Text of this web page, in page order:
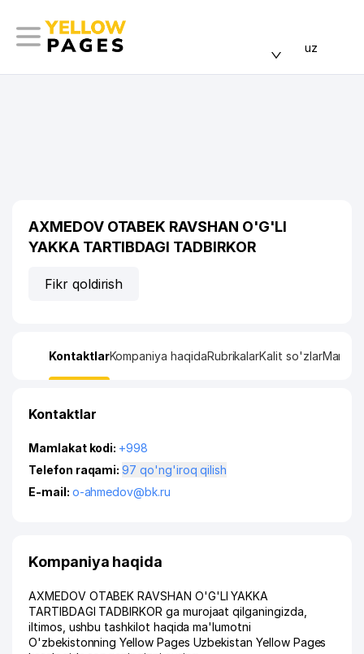
uz
AXMEDOV OTABEK RAVSHAN O'G'LI
YAKKA TARTIBDAGI TADBIRKOR
Fikr qoldirish
KontaktlarKompaniya haqidaRubrikalarKalit so'zlarManzil
Kontaktlar
Mamlakat kodi: +998
Telefon raqami:
97 qo'ng'iroq qilish
E-mail: o-ahmedov@bk.ru
Kompaniya haqida
AXMEDOV OTABEK RAVSHAN O'G'LI YAKKA
TARTIBDAGI TADBIRKOR ga murojaat qilganingizda,
iltimos, ushbu tashkilot haqida ma'lumotni
O'zbekistonning Yellow Pages Uzbekistan Yellow Pages